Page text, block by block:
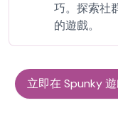
巧。探索社
的遊戲。
立即在 Spunky